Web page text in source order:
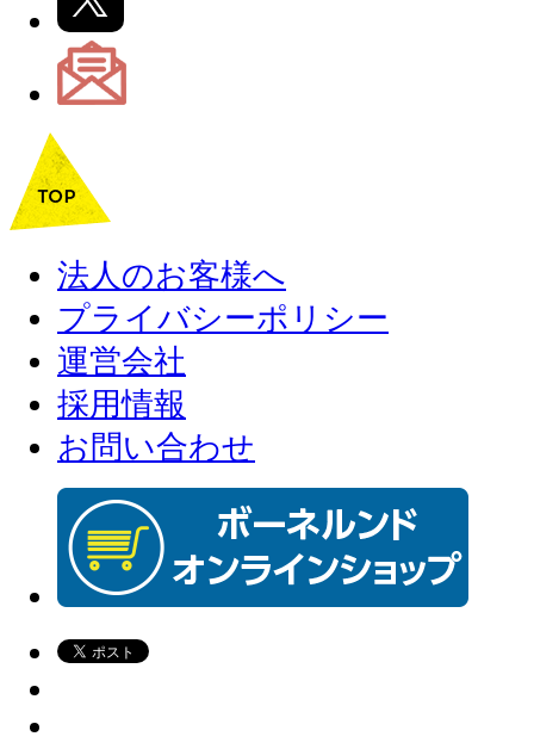
法人のお客様へ
プライバシーポリシー
運営会社
採用情報
お問い合わせ